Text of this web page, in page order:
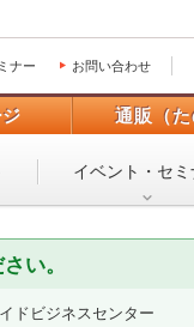
ナー お問い合わせ
通販（た
イベント・ セミ
い。
ドビジネスセンター